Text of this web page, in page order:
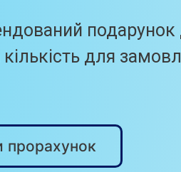
подарунок
для
прорахунок